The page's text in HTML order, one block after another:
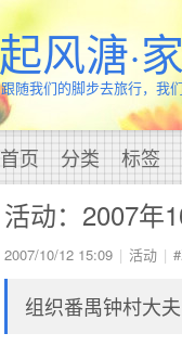
起风溏·
跟随我们的脚步去旅行，我
首页 分类 标签
活动：2007年
2007/10/12 15:09 活动
组织番禺钟村大